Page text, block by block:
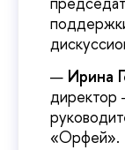
Ирина
директор
«Орфей».